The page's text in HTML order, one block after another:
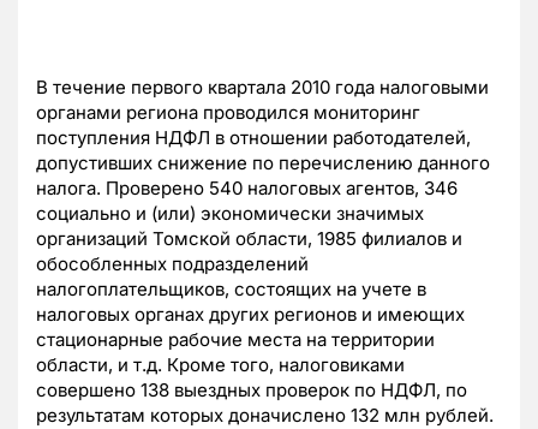
В течение первого квартала 2010 года налоговыми
органами региона проводился мониторинг
поступления НДФЛ в отношении работодателей,
допустивших снижение по перечислению данного
налога. Проверено 540 налоговых агентов, 346
социально и (или) экономически значимых
организаций Томской области, 1985 филиалов и
обособленных подразделений
налогоплательщиков, состоящих на учете в
налоговых органах других регионов и имеющих
стационарные рабочие места на территории
области, и т.д. Кроме того, налоговиками
совершено 138 выездных проверок по НДФЛ, по
результатам которых доначислено 132 млн рублей.